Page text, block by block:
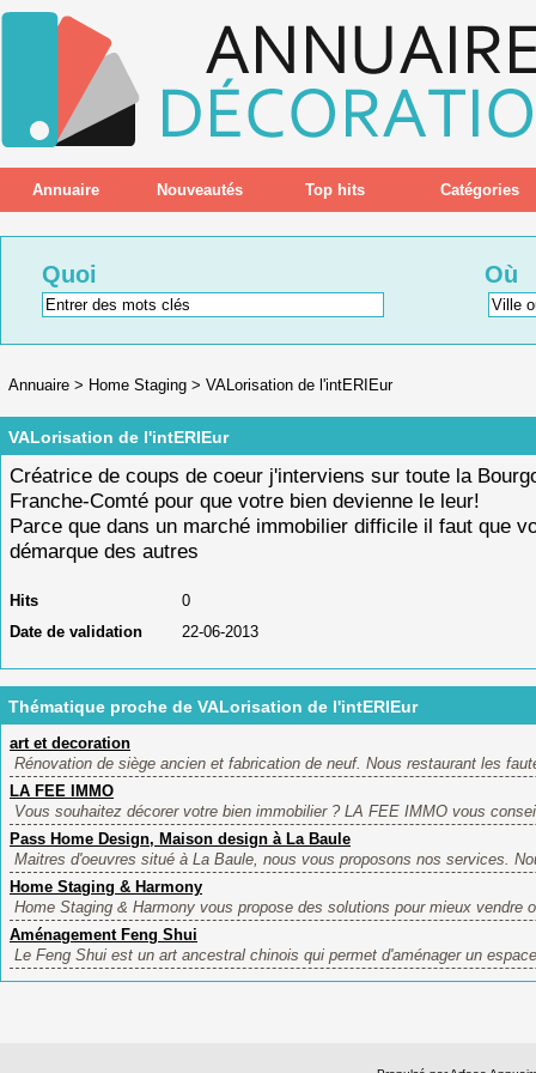
Annuaire Nouveautés Top hits Catégories
Quoi Où
Annuaire > Home Staging > VALorisation de l'intERIEur
VALorisation de l'intERIEur
Créatrice de coups de coeur j'interviens sur toute la
Franche-Comté pour que votre bien devienne le leur!
Parce que dans un marché immobilier difficile il faut que
démarque des autres
Hits
0
Date de validation
22-06-2013
Thématique proche de VALorisation de l'intERIEur
art et decoration
Rénovation de siège ancien et fabrication de neuf. Nous restaurant les
LA FEE IMMO
Vous souhaitez décorer votre bien immobilier ? LA FEE IMMO vous
Pass Home Design, Maison design à La Baule
Maitres d'oeuvres situé à La Baule, nous vous proposons nos services.
Home Staging & Harmony
Home Staging & Harmony vous propose des solutions pour mieux vendre
Aménagement Feng Shui
Le Feng Shui est un art ancestral chinois qui permet d'aménager un